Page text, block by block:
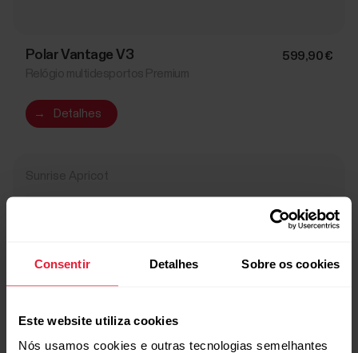
Consentir Detalhes Sobre os cookies
Este website utiliza cookies
Nós usamos cookies e outras tecnologias semelhantes
Polar Vantage V3 599,90 €
→ Detalhes